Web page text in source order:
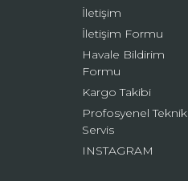
İletişim
İletişim Formu
Havale Bildirim
Formu
Kargo Takibi
Profosyenel Teknik
Servis
INSTAGRAM